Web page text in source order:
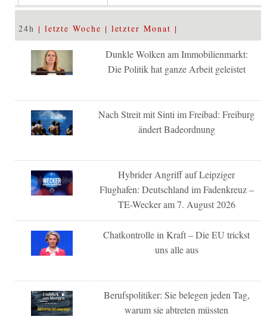
24h letzte Woche letzter Monat
Dunkle Wolken am Immobilienmarkt:
Die Politik hat ganze Arbeit geleistet
Nach Streit mit Sinti im Freibad: Freiburg
ändert Badeordnung
Hybrider Angriff auf Leipziger
Flughafen: Deutschland im Fadenkreuz –
TE-Wecker am 7. August 2026
Chatkontrolle in Kraft – Die EU trickst
uns alle aus
Berufspolitiker: Sie belegen jeden Tag,
warum sie abtreten müssten